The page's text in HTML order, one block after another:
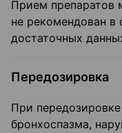
Прием препаратов
не рекомендован в
достаточных
Передозировка
При
бронхоспазма,